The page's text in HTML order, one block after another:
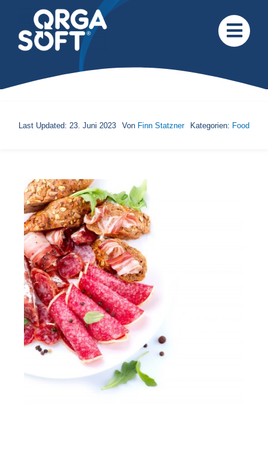
Inhalt
springen
Last Updated: 23. Juni 2023 Von Finn Statzner Kategorien: Food